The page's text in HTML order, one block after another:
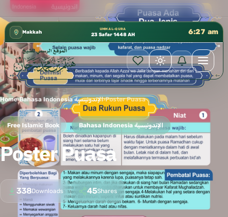
كتب الشيخ هيثم سرحان حفظه الله متوفرة مجانًا في ✦
Makkah
UMM AL-QURA
23 Safar 1448 AH 6:27 am
Home› Bahasa Indonesia الإندونيسية›Poster Puasa
Free Islamic Book Bahasa Indonesia الإندونيسية
Poster Puasa
338Downloads 45Shares